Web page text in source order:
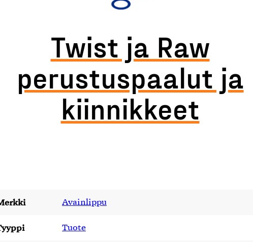
Twist ja Raw
perustuspaalut ja
kiinnikkeet
Avainlippu
Tuote